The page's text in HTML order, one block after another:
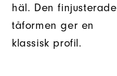
häl. Den finjusterade
tåformen ger en
klassisk profil.